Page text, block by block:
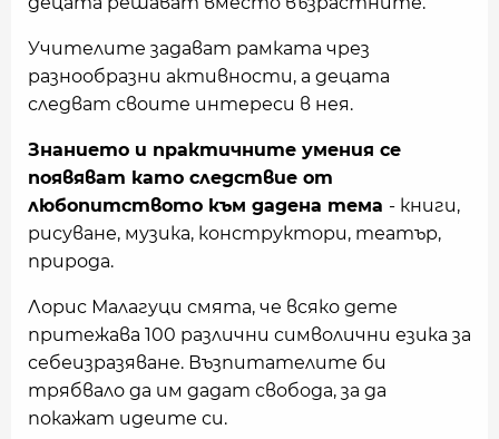
Учителите задават рамката чрез
разнообразни активности, а децата
следват своите интереси в нея.
Знанието и практичните умения се
появяват като следствие от
любопитството към дадена тема - книги,
рисуване, музика, конструктори, театър,
природа.
Лорис Малагуци смята, че всяко дете
притежава 100 различни символични езика за
себеизразяване. Възпитателите би
трябвало да им дадат свобода, за да
покажат идеите си.